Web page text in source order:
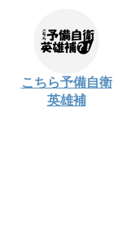
こちら予備自衛
英雄補